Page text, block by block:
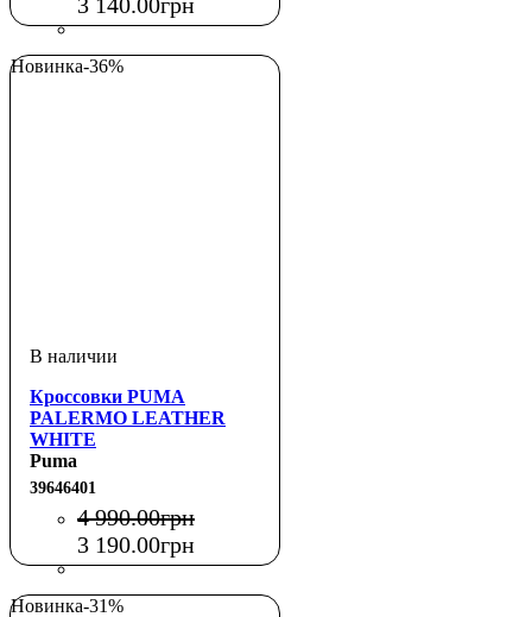
Новинка-36%
Кроссовки PUMA
PALERMO LEATHER
WHITE
Puma
39646401
4 990.00грн
3 190.00грн
Новинка-31%